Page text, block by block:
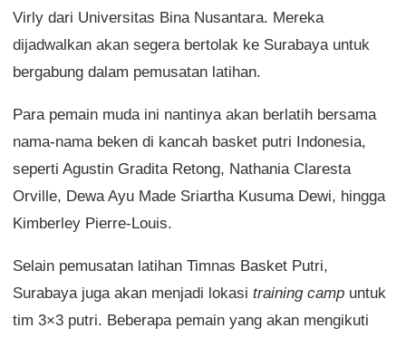
Virly dari Universitas Bina Nusantara. Mereka
dijadwalkan akan segera bertolak ke Surabaya untuk
bergabung dalam pemusatan latihan.
Para pemain muda ini nantinya akan berlatih bersama
nama-nama beken di kancah basket putri Indonesia,
seperti Agustin Gradita Retong, Nathania Claresta
Orville, Dewa Ayu Made Sriartha Kusuma Dewi, hingga
Kimberley Pierre-Louis.
Selain pemusatan latihan Timnas Basket Putri,
Surabaya juga akan menjadi lokasi training camp untuk
tim 3×3 putri. Beberapa pemain yang akan mengikuti